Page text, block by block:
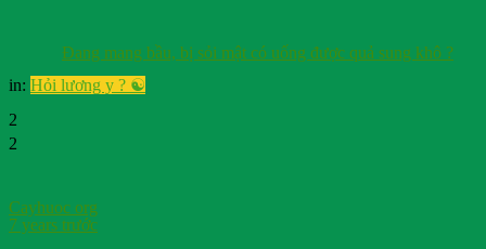
Đang mang bầu, bị sỏi mật có uống được quả sung khô ?
in: Hỏi lương y ? ☯️
2
2
Cayhuoc org
7 years trước